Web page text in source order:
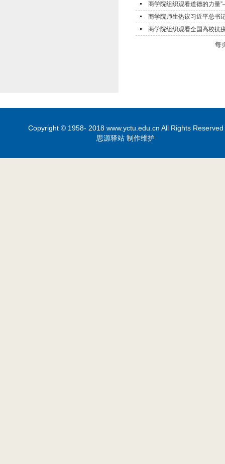
商学院组织观看道德的力量
商学院师生热议习近平总书
商学院组织观看全国高校抗
每
Copyright © 1958- 2018 www.yctu.edu.cn All Rights Reserved
思源驿站 制作维护